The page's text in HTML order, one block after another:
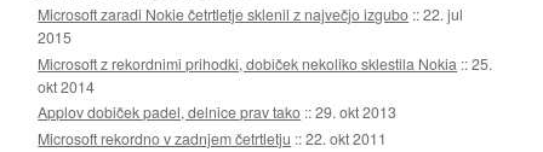
Microsoft zaradi Nokie četrtletje sklenil z največjo izgubo ::22. jul
2015
Microsoft z rekordnimi prihodki, dobiček nekoliko sklestila Nokia ::25.
okt 2014
Applov dobiček padel, delnice prav tako ::29. okt 2013
Microsoft rekordno v zadnjem četrtletju ::22. okt 2011